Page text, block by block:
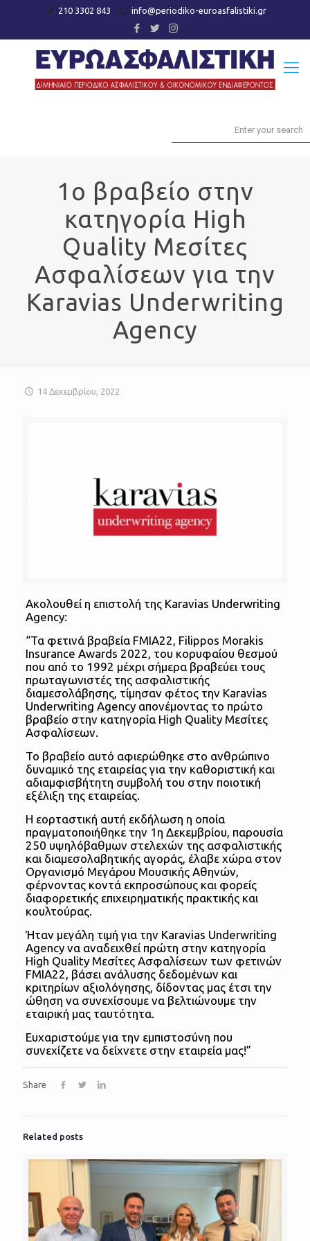
210 3302 843 info@periodiko-euroasfalistiki.gr
1ο βραβείο στην
κατηγορία High
Quality Μεσίτες
Ασφαλίσεων για την
Karavias Underwriting
Agency
14 Δεκεμβρίου, 2022
Ακολουθεί η επιστολή της Karavias Underwriting
Agency:
“Τα φετινά βραβεία FMIA22, Filippos Morakis
Insurance Awards 2022, του κορυφαίου θεσμού
που από το 1992 μέχρι σήμερα βραβεύει τους
πρωταγωνιστές της ασφαλιστικής
διαμεσολάβησης, τίμησαν φέτος την Karavias
Underwriting Agency απονέμοντας το πρώτο
βραβείο στην κατηγορία High Quality Μεσίτες
Ασφαλίσεων.
Το βραβείο αυτό αφιερώθηκε στο ανθρώπινο
δυναμικό της εταιρείας για την καθοριστική και
αδιαμφισβήτητη συμβολή του στην ποιοτική
εξέλιξη της εταιρείας.
Η εορταστική αυτή εκδήλωση η οποία
πραγματοποιήθηκε την 1η Δεκεμβρίου, παρουσία
250 υψηλόβαθμων στελεχών της ασφαλιστικής
και διαμεσολαβητικής αγοράς, έλαβε χώρα στον
Οργανισμό Μεγάρου Μουσικής Αθηνών,
φέρνοντας κοντά εκπροσώπους και φορείς
διαφορετικής επιχειρηματικής πρακτικής και
κουλτούρας.
Ήταν μεγάλη τιμή για την Karavias Underwriting
Agency να αναδειχθεί πρώτη στην κατηγορία
High Quality Μεσίτες Ασφαλίσεων των φετινών
FMIA22, βάσει ανάλυσης δεδομένων και
κριτηρίων αξιολόγησης, δίδοντας μας έτσι την
ώθηση να συνεχίσουμε να βελτιώνουμε την
εταιρική μας ταυτότητα.
Ευχαριστούμε για την εμπιστοσύνη που
συνεχίζετε να δείχνετε στην εταιρεία μας!”
Share
Related posts